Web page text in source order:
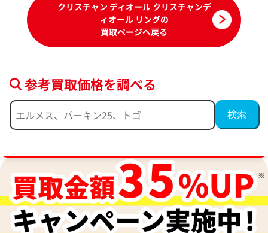
ディオール リング
参考買取価格
47,000円
2026年3月17日時点
ディオール リング
参考買取価格
40,000
2026年5月17日時
クリスチャン ディオール クリスチャンデ
ィオール リングの
買取ページへ戻る
参考買取価格を調べる